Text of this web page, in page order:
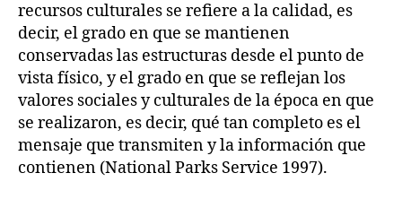
recursos culturales se refiere a la calidad, es
decir, el grado en que se mantienen
conservadas las estructuras desde el punto de
vista físico, y el grado en que se reflejan los
valores sociales y culturales de la época en que
se realizaron, es decir, qué tan completo es el
mensaje que transmiten y la información que
contienen (National Parks Service 1997).